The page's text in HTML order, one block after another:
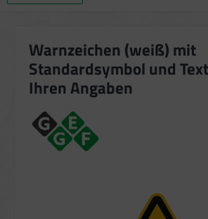
Warnzeichen (weiß) mit
Standardsymbol und
Ihren Angaben